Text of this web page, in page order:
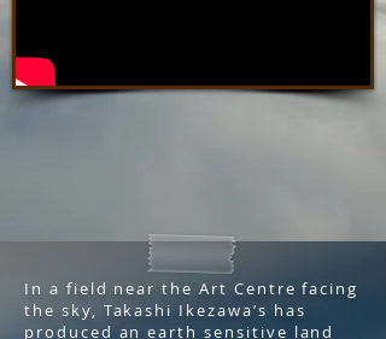
In a field near the Art Centre facing
the sky, Takashi Ikezawa’s has
produced an earth sensitive land